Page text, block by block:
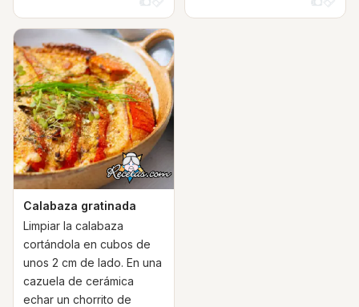
Calabaza gratinada
Limpiar la calabaza
cortándola en cubos de
unos 2 cm de lado. En una
cazuela de cerámica
echar un chorrito de